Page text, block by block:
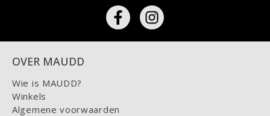
OVER MAUDD
Wie is MAUDD?
Winkels
Algemene voorwaarden